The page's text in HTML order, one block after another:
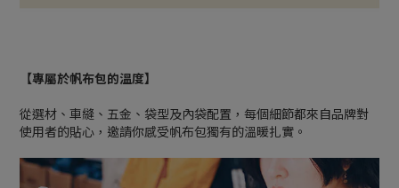
【專屬於帆布包的溫度】
從選材、車縫、五金、袋型及內袋配置，每個細節都來自品牌對
使用者的貼心，邀請你感受帆布包獨有的溫暖扎實。